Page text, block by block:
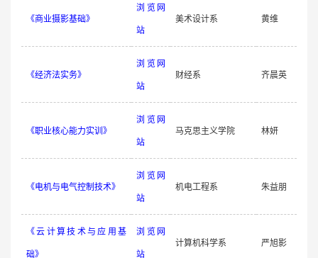
《商业摄影基础》
浏览网
站
美术设计系 黄维
《经济法实务》
浏览网
站
财经系 齐晨英
《职业核心能力实训》
浏览网
站
马克思主义学院 林妍
《电机与电气控制技术》
浏览网
站
机电工程系 朱益朋
《云计算技术与应用基
础》
浏览网
站
计算机科学系 严旭影